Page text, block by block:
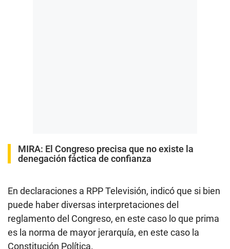
MIRA: El Congreso precisa que no existe la
denegación fáctica de confianza
En declaraciones a RPP Televisión, indicó que si bien
puede haber diversas interpretaciones del
reglamento del Congreso, en este caso lo que prima
es la norma de mayor jerarquía, en este caso la
Constitución Política.